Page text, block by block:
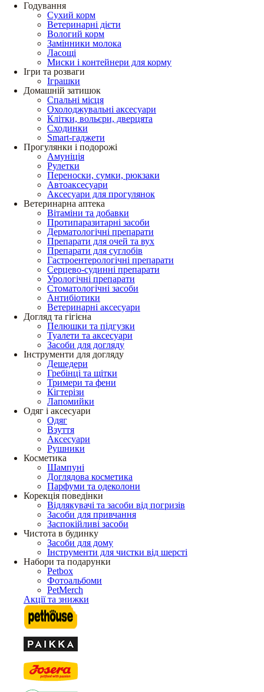
Годування
Сухий корм
Ветеринарні дієти
Вологий корм
Замінники молока
Ласощі
Миски і контейнери для корму
Ігри та розваги
Іграшки
Домашній затишок
Спальні місця
Охолоджувальні аксесуари
Клітки, вольєри, дверцята
Сходинки
Smart-гаджети
Прогулянки і подорожі
Амуніція
Рулетки
Переноски, сумки, рюкзаки
Автоаксесуари
Аксесуари для прогулянок
Ветеринарна аптека
Вітаміни та добавки
Протипаразитарні засоби
Дерматологічні препарати
Препарати для очей та вух
Препарати для суглобів
Гастроентерологічні препарати
Серцево-судинні препарати
Урологічні препарати
Стоматологічні засоби
Антибіотики
Ветеринарні аксесуари
Догляд та гігієна
Пелюшки та підгузки
Туалети та аксесуари
Засоби для догляду
Інструменти для догляду
Дешедери
Гребінці та щітки
Тримери та фени
Кігтерізи
Лапомийки
Одяг і аксесуари
Одяг
Взуття
Аксесуари
Рушники
Косметика
Шампуні
Доглядова косметика
Парфуми та одеколони
Корекція поведінки
Відлякувачі та засоби від погризів
Засоби для привчання
Заспокійливі засоби
Чистота в будинку
Засоби для дому
Інструменти для чистки від шерсті
Набори та подарунки
Petbox
Фотоальбоми
PetMerch
Акції та знижки